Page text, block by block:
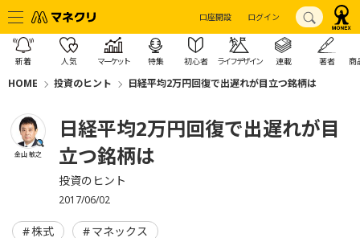
口座開設 ログイン
新着 人気 マーケット 特集 初心者 ライフデザイン 連載 著者 商
HOME 投資のヒント 日経平均2万円回復で出遅れが目立つ銘柄は
金山 敏之
日経平均2万円回復で出遅れが目
立つ銘柄は
投資のヒント
2017/06/02
株式 マネックス